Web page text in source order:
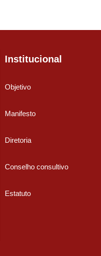
Institucional
Objetivo
Manifesto
Diretoria
Conselho consultivo
Estatuto